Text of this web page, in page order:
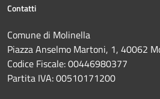
Contatti
Comune di Molinella
Piazza Anselmo Martoni, 1, 40062
Codice Fiscale: 00446980377
Partita IVA: 00510171200